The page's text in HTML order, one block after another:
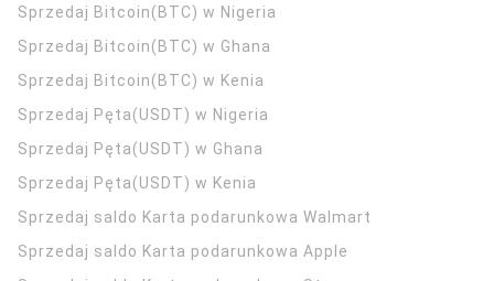
Sprzedaj Bitcoin(BTC) w Nigeria
Sprzedaj Bitcoin(BTC) w Ghana
Sprzedaj Bitcoin(BTC) w Kenia
Sprzedaj Pęta(USDT) w Nigeria
Sprzedaj Pęta(USDT) w Ghana
Sprzedaj Pęta(USDT) w Kenia
Sprzedaj saldo Karta podarunkowa Walmart
Sprzedaj saldo Karta podarunkowa Apple